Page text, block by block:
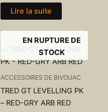
Lire la suite
EN RUPTURE DE
STOCK
ACCESSOIRES DE BIVOUAC
TRED GT LEVELLING PK
– RED-GRY ARB RED